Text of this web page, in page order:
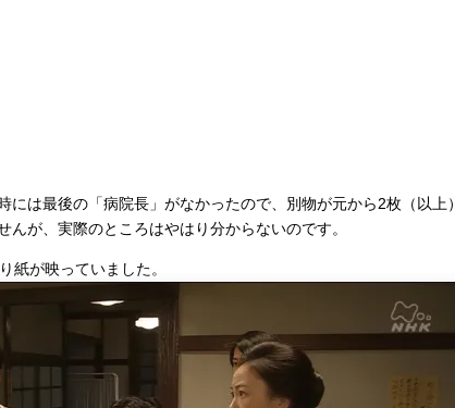
は最後の「病院長」がなかったので、別物が元から2枚（以上）
が、実際のところはやはり分からないのです。
紙が映っていました。